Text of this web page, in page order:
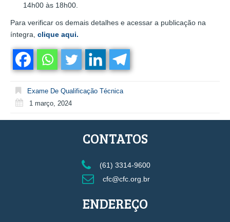
14h00 às 18h00.
Para verificar os demais detalhes e acessar a publicação na
íntegra, clique aqui.
Exame De Qualificação Técnica
1 março, 2024
CONTATOS
(61) 3314-9600
cfc@cfc.org.br
ENDEREÇO